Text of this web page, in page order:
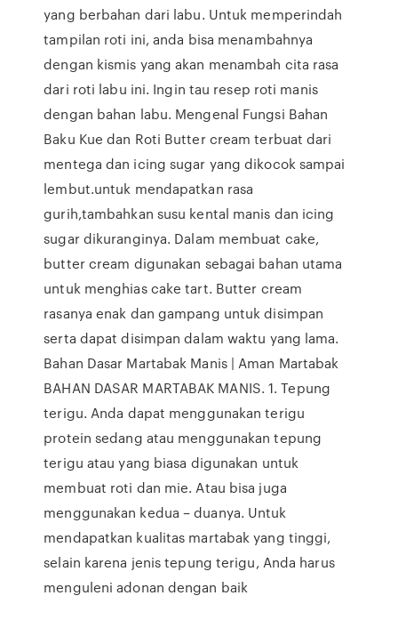
yang berbahan dari labu. Untuk memperindah
tampilan roti ini, anda bisa menambahnya
dengan kismis yang akan menambah cita rasa
dari roti labu ini. Ingin tau resep roti manis
dengan bahan labu. Mengenal Fungsi Bahan
Baku Kue dan Roti Butter cream terbuat dari
mentega dan icing sugar yang dikocok sampai
lembut.untuk mendapatkan rasa
gurih,tambahkan susu kental manis dan icing
sugar dikuranginya. Dalam membuat cake,
butter cream digunakan sebagai bahan utama
untuk menghias cake tart. Butter cream
rasanya enak dan gampang untuk disimpan
serta dapat disimpan dalam waktu yang lama.
Bahan Dasar Martabak Manis | Aman Martabak
BAHAN DASAR MARTABAK MANIS. 1. Tepung
terigu. Anda dapat menggunakan terigu
protein sedang atau menggunakan tepung
terigu atau yang biasa digunakan untuk
membuat roti dan mie. Atau bisa juga
menggunakan kedua – duanya. Untuk
mendapatkan kualitas martabak yang tinggi,
selain karena jenis tepung terigu, Anda harus
menguleni adonan dengan baik